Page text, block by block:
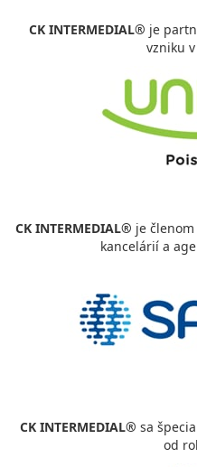
sobota -
CK INTERMEDIAL® je
vzniku
CK INTERMEDIAL® je
kancelárií a
CK INTERMEDIAL® sa
od